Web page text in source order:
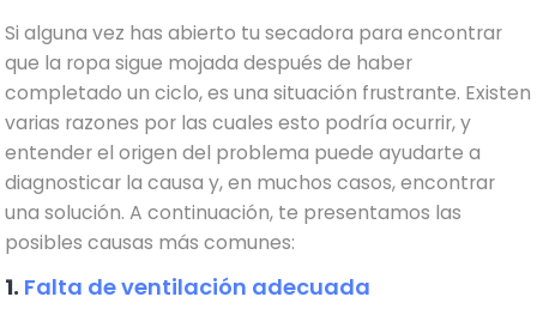
Si alguna vez has abierto tu secadora para encontrar
que la ropa sigue mojada después de haber
completado un ciclo, es una situación frustrante. Existen
varias razones por las cuales esto podría ocurrir, y
entender el origen del problema puede ayudarte a
diagnosticar la causa y, en muchos casos, encontrar
una solución. A continuación, te presentamos las
posibles causas más comunes:
1. Falta de ventilación adecuada